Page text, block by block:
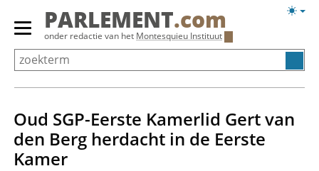
Overslaan
Primair
menu
tonen/verbergen
PARLEMENT.com
onder redactie van het Montesquieu Instituut
Oud SGP-Eerste Kamerlid Gert van
den Berg herdacht in de Eerste
Kamer